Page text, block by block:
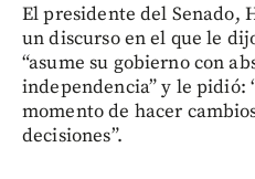
El presidente del Senado,
un discurso en el que le
“asume su gobierno con
independencia” y le pidió:
momento de hacer
decisiones”.